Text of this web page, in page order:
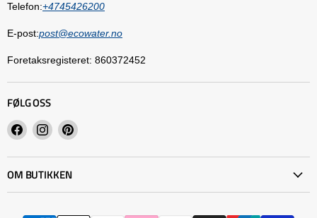
Telefon:+4745426200
E-post:post@ecowater.no
Foretaksregisteret: 860372452
FØLG OSS
Finn
oss
på
Facebook
Finn
oss
på
Instagram
Finn
på
OM BUTIKKEN